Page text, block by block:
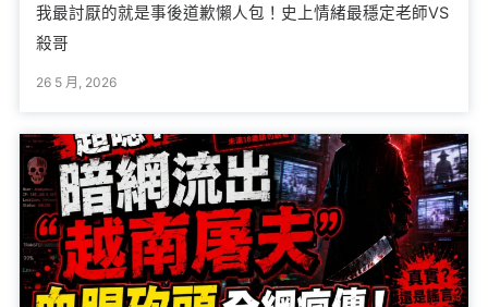
我最討厭的就是事後道歉懶人包！史上情緒最穩定老師VS
殺哥
26 5 月, 2026